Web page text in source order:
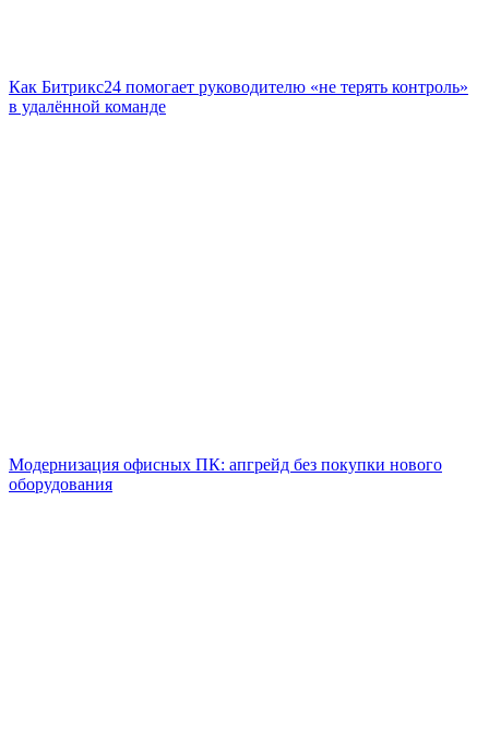
Как Битрикс24 помогает руководителю «не терять контроль»
в удалённой команде
Модернизация офисных ПК: апгрейд без покупки нового
оборудования